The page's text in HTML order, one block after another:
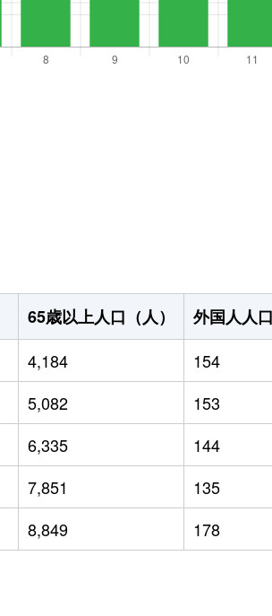
65歳以上人口（人） 外国人人
4,184 154
5,082 153
6,335 144
7,851 135
8,849 178